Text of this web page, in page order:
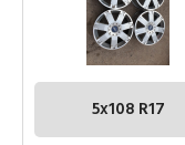
5x108 R17